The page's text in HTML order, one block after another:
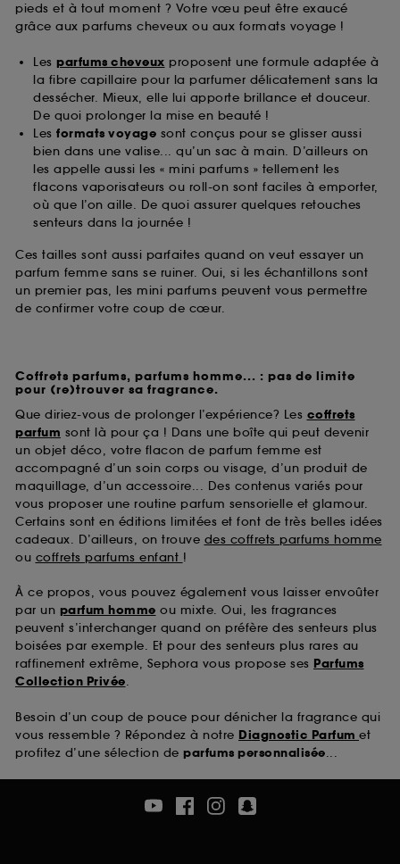
pieds et à tout moment ? Votre vœu peut être exaucé
grâce aux parfums cheveux ou aux formats voyage !
Les parfums cheveux proposent une formule adaptée à
la fibre capillaire pour la parfumer délicatement sans la
dessécher. Mieux, elle lui apporte brillance et douceur.
De quoi prolonger la mise en beauté !
Les formats voyage sont conçus pour se glisser aussi
bien dans une valise... qu’un sac à main. D’ailleurs on
les appelle aussi les « mini parfums » tellement les
flacons vaporisateurs ou roll-on sont faciles à emporter,
où que l’on aille. De quoi assurer quelques retouches
senteurs dans la journée !
Ces tailles sont aussi parfaites quand on veut essayer un
parfum femme sans se ruiner. Oui, si les échantillons sont
un premier pas, les mini parfums peuvent vous permettre
de confirmer votre coup de cœur.
Coffrets parfums, parfums homme... : pas de limite
pour (re)trouver sa fragrance.
Que diriez-vous de prolonger l’expérience? Les coffrets
parfum sont là pour ça ! Dans une boîte qui peut devenir
un objet déco, votre flacon de parfum femme est
accompagné d’un soin corps ou visage, d’un produit de
maquillage, d’un accessoire... Des contenus variés pour
vous proposer une routine parfum sensorielle et glamour.
Certains sont en éditions limitées et font de très belles idées
cadeaux. D’ailleurs, on trouve des coffrets parfums homme
ou coffrets parfums enfant !
À ce propos, vous pouvez également vous laisser envoûter
par un parfum homme ou mixte. Oui, les fragrances
peuvent s’interchanger quand on préfère des senteurs plus
boisées par exemple. Et pour des senteurs plus rares au
raffinement extrême, Sephora vous propose ses Parfums
Collection Privée.
Besoin d’un coup de pouce pour dénicher la fragrance qui
vous ressemble ? Répondez à notre Diagnostic Parfum et
profitez d’une sélection de parfums personnalisée...